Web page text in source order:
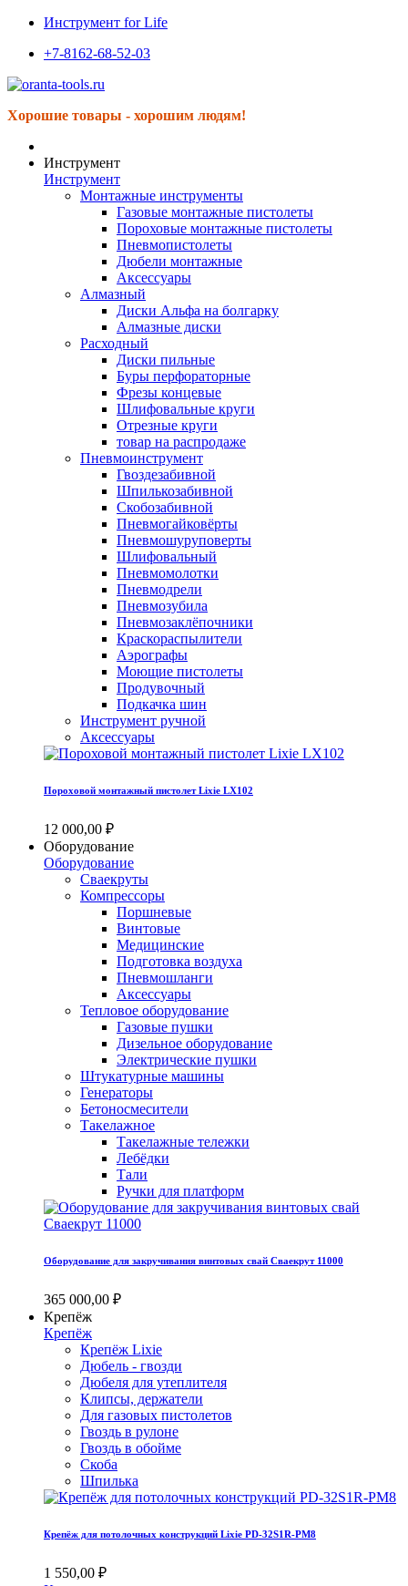
Инструмент for Life
+7-8162-68-52-03
Хорошие товары - хорошим людям!
Инструмент
Инструмент
Монтажные инструменты
Газовые монтажные пистолеты
Пороховые монтажные пистолеты
Пневмопистолеты
Дюбели монтажные
Аксессуары
Алмазный
Диски Альфа на болгарку
Алмазные диски
Расходный
Диски пильные
Буры перфораторные
Фрезы концевые
Шлифовальные круги
Отрезные круги
товар на распродаже
Пневмоинструмент
Гвоздезабивной
Шпилькозабивной
Скобозабивной
Пневмогайковёрты
Пневмошуруповерты
Шлифовальный
Пневмомолотки
Пневмодрели
Пневмозубила
Пневмозаклёпочники
Краскораспылители
Аэрографы
Моющие пистолеты
Продувочный
Подкачка шин
Инструмент ручной
Аксессуары
Пороховой монтажный пистолет Lixie LX102
12 000,00 ₽
Оборудование
Оборудование
Сваекруты
Компрессоры
Поршневые
Винтовые
Медицинские
Подготовка воздуха
Пневмошланги
Аксессуары
Тепловое оборудование
Газовые пушки
Дизельное оборудование
Электрические пушки
Штукатурные машины
Генераторы
Бетоносмесители
Такелажное
Такелажные тележки
Лебёдки
Тали
Ручки для платформ
Оборудование для закручивания винтовых свай Сваекрут 11000
365 000,00 ₽
Крепёж
Крепёж
Крепёж Lixie
Дюбель - гвозди
Дюбеля для утеплителя
Клипсы, держатели
Для газовых пистолетов
Гвоздь в рулоне
Гвоздь в обойме
Скоба
Шпилька
Крепёж для потолочных конструкций Lixie PD-32S1R-PM8
1 550,00 ₽